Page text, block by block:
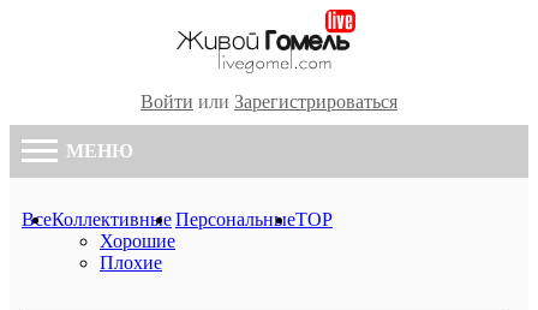
Войти или Зарегистрироваться
МЕНЮ
ВсеКоллективные
Хорошие
Плохие
ПерсональныеTOP